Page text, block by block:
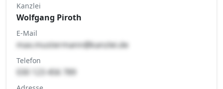
Kanzlei
Wolfgang Piroth
E-Mail
max.mustermann@kanzlei.de
Telefon
030 123 456 789